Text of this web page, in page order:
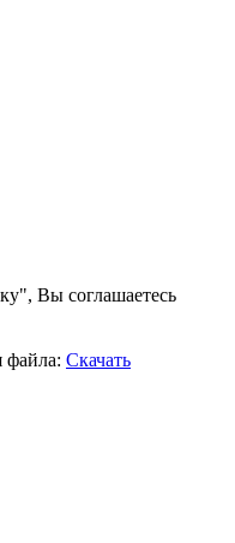
Вы соглашаетесь
файла: Скачать